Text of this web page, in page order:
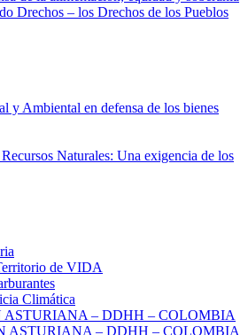
Drechos – los Drechos de los Pueblos
y Ambiental en defensa de los bienes
Naturales: Una exigencia de los
de VIDA
Climática
– DDHH – COLOMBIA
ASTURIANA – DDHH – COLOMBIA